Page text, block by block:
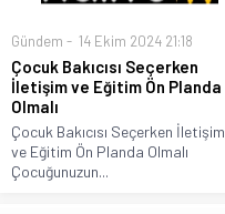
Gündem 14 Ekim 2024 21:18
Çocuk Bakıcısı Seçerken
İletişim ve Eğitim Ön Planda
Olmalı
Çocuk Bakıcısı Seçerken İletişim
ve Eğitim Ön Planda Olmalı
Çocuğunuzun...